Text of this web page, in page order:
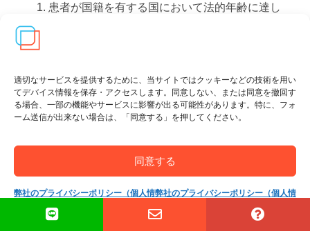
適切なサービスを提供するために、当サイトではクッキーなどの技術を用い
てデバイス情報を保存・アクセスします。同意しない、または同意を撤回す
る場合、一部の機能やサービスに影響が出る可能性があります。特に、フォ
ーム送信が出来ない場合は、「同意する」を押してください。
同意する
弊社のプライバシーポリシー（個人情
報保護方針）
弊社のプライバシーポリシー（個人情
報保護方針）
患者が国籍を有する国において法的年齢に達し
12ヶ月以上のホルモン療法を継続していること
12ヶ月以上、心身ともに健康な生活をおくって
いること
メンタルヘルスを専門とする精神科医によ
るもの
手術に関わる心理学者、または精神科医に